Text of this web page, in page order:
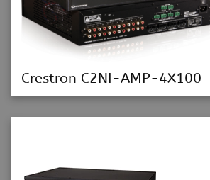
Crestron C2NI-AMP-4X100